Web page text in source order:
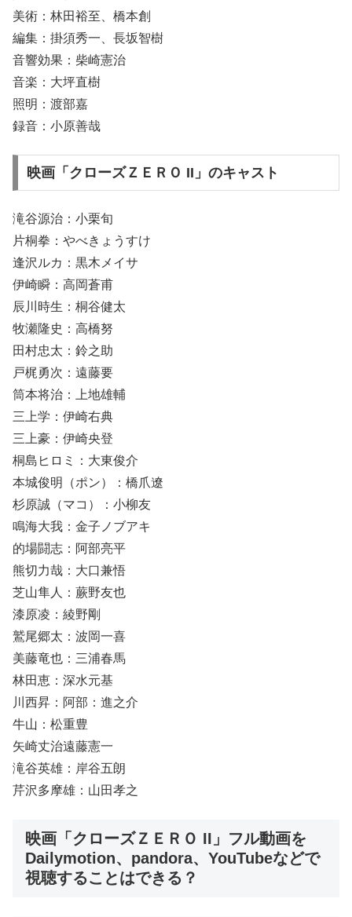
美術：林田裕至、橋本創
編集：掛須秀一、長坂智樹
音響効果：柴崎憲治
音楽：大坪直樹
照明：渡部嘉
録音：小原善哉
映画「クローズＺＥＲＯ II」のキャスト
滝谷源治：小栗旬
片桐拳：やべきょうすけ
逢沢ルカ：黒木メイサ
伊崎瞬：高岡蒼甫
辰川時生：桐谷健太
牧瀬隆史：高橋努
田村忠太：鈴之助
戸梶勇次：遠藤要
筒本将治：上地雄輔
三上学：伊崎右典
三上豪：伊崎央登
桐島ヒロミ：大東俊介
本城俊明（ポン）：橋爪遼
杉原誠（マコ）：小柳友
鳴海大我：金子ノブアキ
的場闘志：阿部亮平
熊切力哉：大口兼悟
芝山隼人：蕨野友也
漆原凌：綾野剛
鷲尾郷太：波岡一喜
美藤竜也：三浦春馬
林田恵：深水元基
川西昇：阿部：進之介
牛山：松重豊
矢崎丈治遠藤憲一
滝谷英雄：岸谷五朗
芹沢多摩雄：山田孝之
映画「クローズＺＥＲＯ II」フル動画を
Dailymotion、pandora、YouTubeなどで
視聴することはできる？